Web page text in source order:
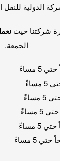
الدولية
شركتنا حيث
الجمعة.